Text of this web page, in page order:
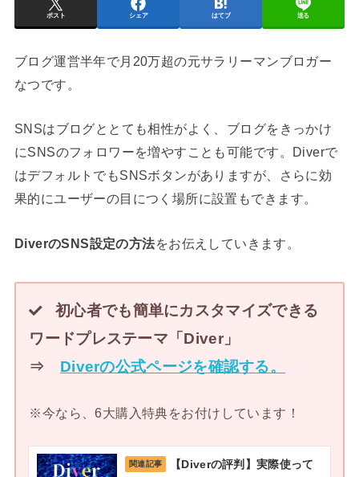
ポスト シェア はてブ 送る
ブログ運営半年で月20万超の元サラリーマンブロガー
なつです。
SNSはブログととても相性がよく、ブログをきっかけ
にSNSのフォロワーを増やすことも可能です。Diverで
はデフォルトでもSNSボタンがありますが、さらに効
果的にユーザーの目につく場所に設置もできます。
DiverのSNS設定の方法をお伝えしていきます。
初心者でも簡単にカスタマイズできる
ワードプレステーマ「Diver」
⇒ Diverの公式ページを確認する。
※今なら、6大購入特典をお付けしています！
関連記事
【Diverの評判】実際使って